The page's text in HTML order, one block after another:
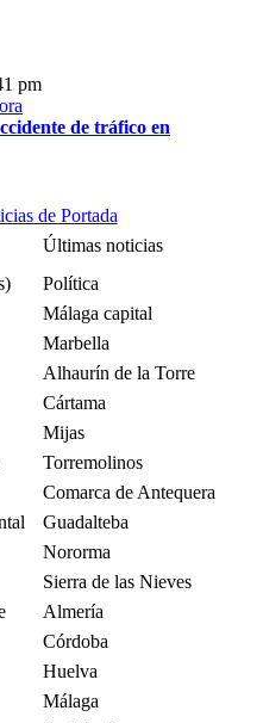
pm
de tráfico en
de Portada
Últimas noticias
Política
Málaga capital
Marbella
Alhaurín de la Torre
Cártama
Mijas
Torremolinos
Comarca de Antequera
Guadalteba
Nororma
Sierra de las Nieves
Almería
Córdoba
Huelva
Málaga